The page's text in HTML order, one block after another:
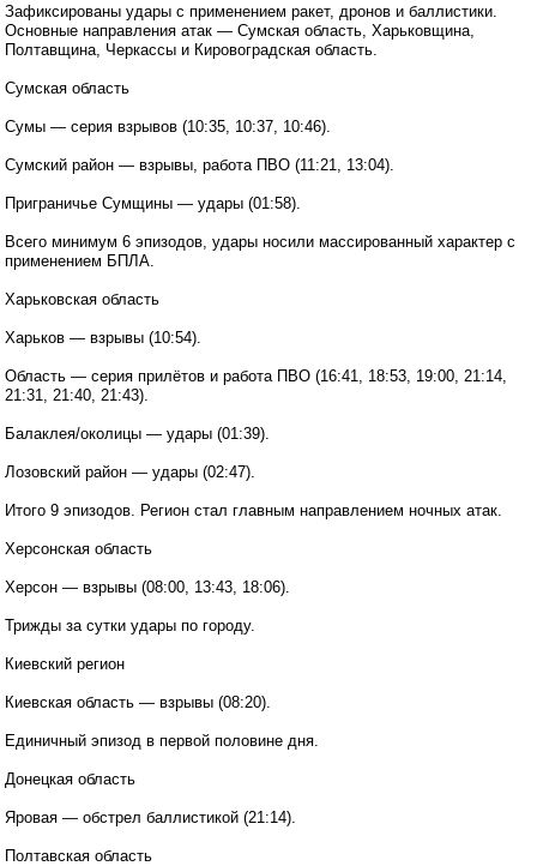
Зафиксированы удары с применением ракет, дронов и баллистики.
Основные направления атак — Сумская область, Харьковщина,
Полтавщина, Черкассы и Кировоградская область.
Сумская область
Сумы — серия взрывов (10:35, 10:37, 10:46).
Сумский район — взрывы, работа ПВО (11:21, 13:04).
Приграничье Сумщины — удары (01:58).
Всего минимум 6 эпизодов, удары носили массированный характер с
применением БПЛА.
Харьковская область
Харьков — взрывы (10:54).
Область — серия прилётов и работа ПВО (16:41, 18:53, 19:00, 21:14,
21:31, 21:40, 21:43).
Балаклея/околицы — удары (01:39).
Лозовский район — удары (02:47).
Итого 9 эпизодов. Регион стал главным направлением ночных атак.
Херсонская область
Херсон — взрывы (08:00, 13:43, 18:06).
Трижды за сутки удары по городу.
Киевский регион
Киевская область — взрывы (08:20).
Единичный эпизод в первой половине дня.
Донецкая область
Яровая — обстрел баллистикой (21:14).
Полтавская область